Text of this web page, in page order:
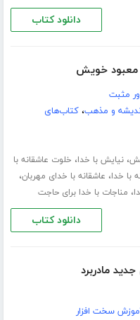
دانلود کتاب
معبود خویش
مثبت
و مذهب،کتاب‌های
،نیایش با خدا، خلوت عاشقانه با
با خدا، عاشقانه با خدای مهربان،
، مناجات با خدا برای حاجت
دانلود کتاب
مادربرد
سخت افزار